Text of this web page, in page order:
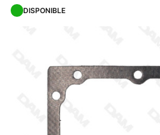
DISPONIBLE